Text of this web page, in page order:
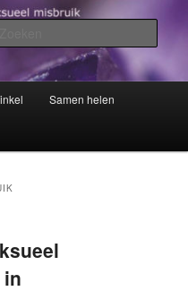
misbruik
Samen helen